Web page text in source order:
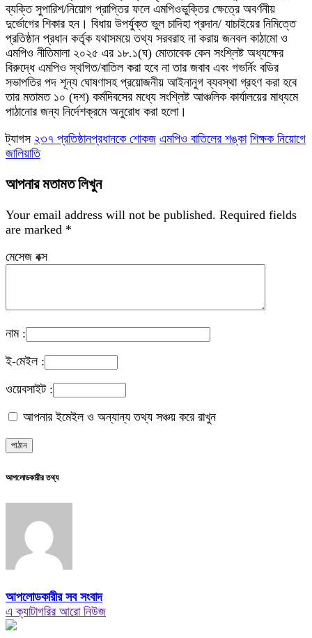
ব্যক্তি সুপারিশ/নিয়োগ প্রাপ্তির ফলে এমপিওভুক্তির ক্ষেত্রে অবর্ণনীয়
দুর্ভোগের শিকার হন। বিধায় উপর্যুক্ত ভুল চাদিহা প্রদান/ যাচাইয়ের নিমিত্তে
প্রতিষ্ঠান প্রধান কর্তৃক যথাসময়ে তথ্য সরবরাহ না করায় জনবল কাঠামো ও
এমপিও নীতিমালা ২০২৫ এর ১৮.১(ঘ) মোতাবেক কেন সংশ্লিষ্ট অধ্যক্ষের
বিরুদ্ধে এমপিও স্থগিত/বাতিল করা হবে না তার জবাব এবং গভর্নিং বডির
সভাপতির পদ শূন্য ঘোষণাসহ প্রয়োজনীয় আইনানুগ ব্যবস্থা গ্রহণ করা হবে
তার মতামত ১০ (দশ) কর্মদিবসের মধ্যে সংশ্লিষ্ট আঞ্চলিক কার্যালয়ের মাধ্যমে
পাঠানোর জন্য নির্দেশক্রমে অনুরোধ করা হলো।
ট্যাগস ২৩৭ প্রতিষ্ঠানপ্রধানকে শোকজ এমপিও বাতিলের শঙ্কা শিক্ষক নিয়োগে
জালিয়াতি
আপনার মতামত লিখুন
Your email address will not be published. Required fields
are marked *
মেসেজ বক্স
নাম :
ই-মেইল :
ওয়েবসাইট :
আপনার ইমেইল ও অন্যান্য তথ্য সঞ্চয় করে রাখুন
আপলোডকারীর তথ্য
আপলোডকারীর সব সংবাদ
এ ক্যাটাগরির আরো নিউজ